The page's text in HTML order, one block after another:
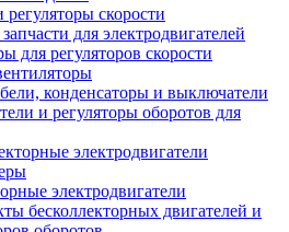
скорости
для электродвигателей
для регуляторов скорости
конденсаторы и выключатели
и регуляторы оборотов для
электродвигатели
электродвигатели
бесколлекторных двигателей и